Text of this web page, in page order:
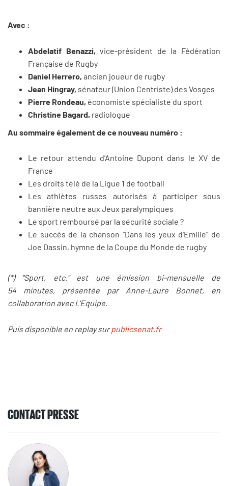
Avec :
Abdelatif Benazzi,vice-président de la Fédération
Française de Rugby
Daniel Herrero, ancien joueur de rugby
Jean Hingray, sénateur (Union Centriste) des Vosges
Pierre Rondeau, économiste spécialiste du sport
Christine Bagard, radiologue
Au sommaire également de ce nouveau numéro :
Le retour attendu d'Antoine Dupont dans le XV de
France
Les droits télé de la Ligue 1 de football
Les athlètes russes autorisés à participer sous
bannière neutre aux Jeux paralympiques
Le sport remboursé par la sécurité sociale ?
Le succès de la chanson "Dans les yeux d'Emilie" de
Joe Dassin, hymne de la Coupe du Monde de rugby
(*) "Sport, etc." est une émission bi-mensuelle de
54
minutes, présentée par Anne-Laure Bonnet, en
collaboration avec L'Equipe.
Puis disponible en replay sur publicsenat.fr
CONTACT PRESSE